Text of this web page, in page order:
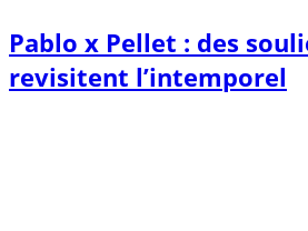
Pablo x Pellet : des
revisitent l’intemporel